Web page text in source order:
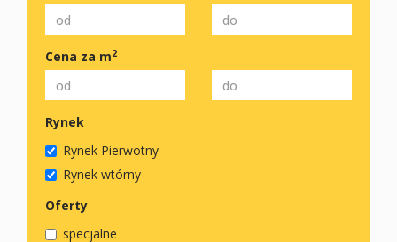
Cena za m2
Rynek
Rynek Pierwotny
Rynek wtórny
Oferty
specjalne